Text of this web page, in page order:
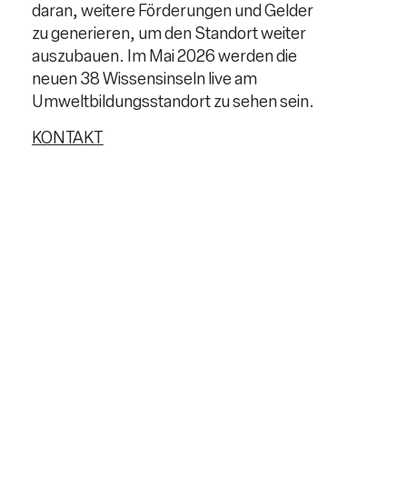
daran, weitere Förderungen und Gelder
zu generieren, um den Standort weiter
auszubauen. Im Mai 2026 werden die
neuen 38 Wissensinseln live am
Umweltbildungsstandort zu sehen sein.
KONTAKT